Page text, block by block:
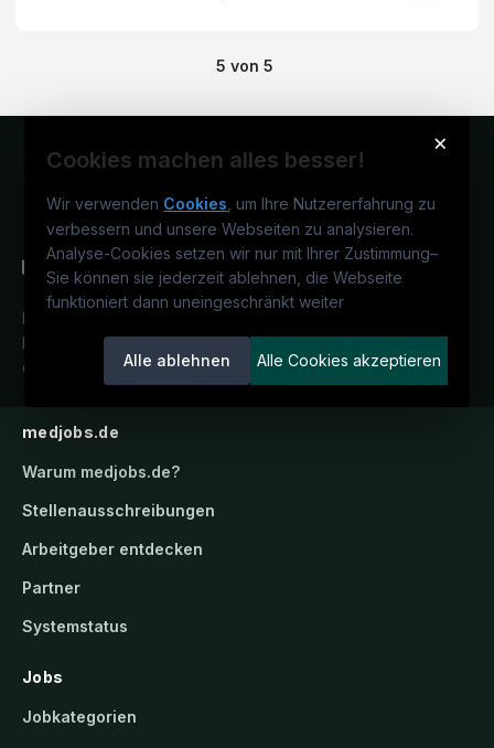
5 von 5
×
Cookies machen alles besser!
Wir verwenden Cookies , um Ihre Nutzererfahrung zu
verbessern und unsere Webseiten zu analysieren.
Analyse-Cookies setzen wir nur mit Ihrer Zustimmung–
Sie können sie jederzeit ablehnen, die Webseite
funktioniert dann uneingeschränkt weiter
Alle ablehnen Alle Cookies akzeptieren
Deutschlands medizinisches
Karriereportal.Ein Service der
candidatis GmbH.
medjobs.de
Warum medjobs.de?
Stellenausschreibungen
Arbeitgeber entdecken
Partner
Systemstatus
Jobs
Jobkategorien